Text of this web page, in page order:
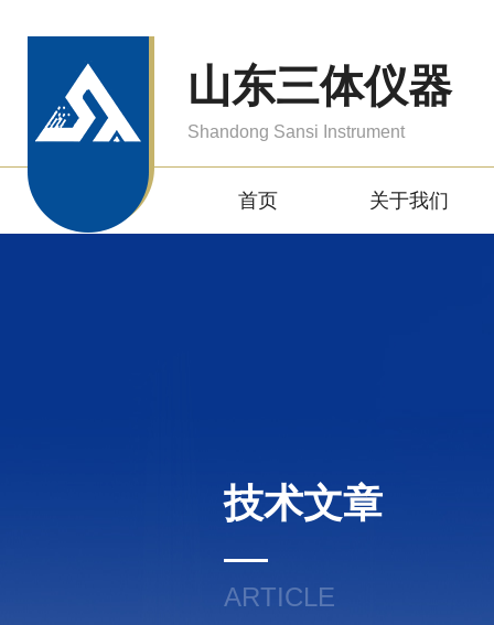
山东三体仪器
Shandong Sansi Instrument
首页 关于我们
技术文章
ARTICLE